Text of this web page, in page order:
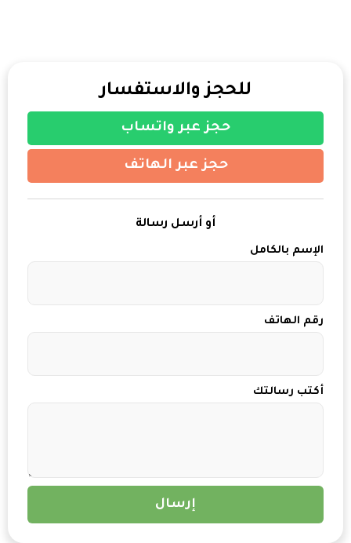
للحجز والاستفسار
حجز عبر واتساب
حجز عبر الهاتف
أو أرسل رسالة
الإسم بالكامل
رقم الهاتف
أكتب رسالتك
إرسال